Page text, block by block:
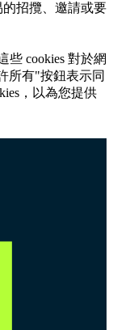
招攬、邀請或要
些 cookies 對於網
所有"按鈕表示同
，以為您提供